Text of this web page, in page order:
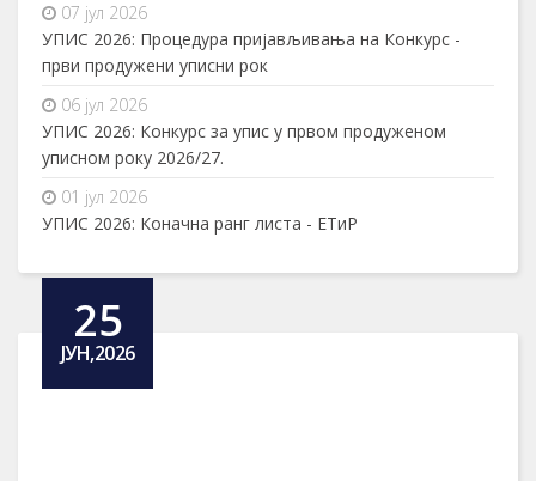
07 јул 2026
УПИС 2026: Процедура пријављивања на Конкурс -
први продужени уписни рок
06 јул 2026
УПИС 2026: Конкурс за упис у првом продуженом
уписном року 2026/27.
01 јул 2026
УПИС 2026: Коначна ранг листа - ЕТиР
25
ЈУН,2026